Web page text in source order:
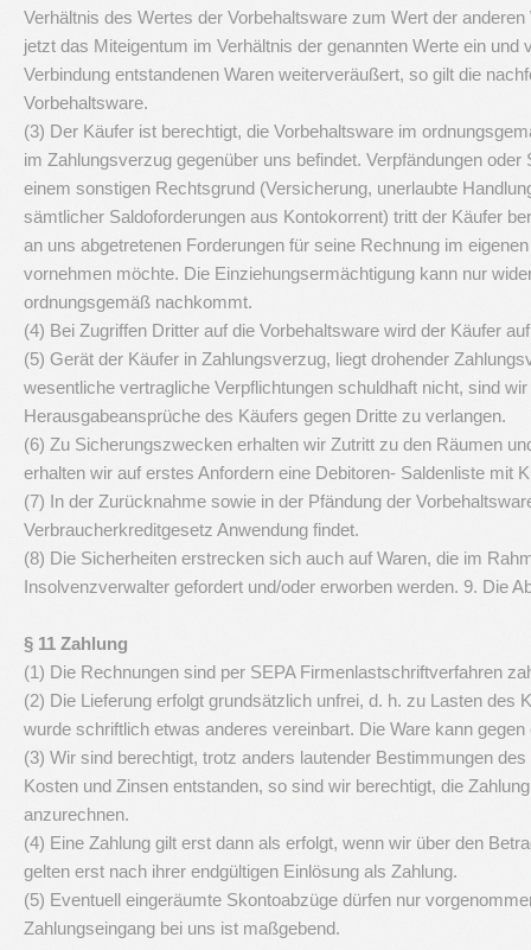
Verhältnis des Wertes der Vorbehaltsware zum Wert der
jetzt das Miteigentum im Verhältnis der genannten Werte ein
Verbindung entstandenen Waren weiterveräußert, so gilt die
Vorbehaltsware.
(3) Der Käufer ist berechtigt, die Vorbehaltsware im
im Zahlungsverzug gegenüber uns befindet. Verpfändungen
einem sonstigen Rechtsgrund (Versicherung, unerlaubte
sämtlicher Saldoforderungen aus Kontokorrent) tritt der Käufer
an uns abgetretenen Forderungen für seine Rechnung im
vornehmen möchte. Die Einziehungsermächtigung kann nur
ordnungsgemäß nachkommt.
(4) Bei Zugriffen Dritter auf die Vorbehaltsware wird der Käufer
(5) Gerät der Käufer in Zahlungsverzug, liegt drohender
wesentliche vertragliche Verpflichtungen schuldhaft nicht, sind
Herausgabeansprüche des Käufers gegen Dritte zu verlangen.
(6) Zu Sicherungszwecken erhalten wir Zutritt zu den Räumen
erhalten wir auf erstes Anfordern eine Debitoren- Saldenliste mit
(7) In der Zurücknahme sowie in der Pfändung der
Verbraucherkreditgesetz Anwendung findet.
(8) Die Sicherheiten erstrecken sich auch auf Waren, die im
Insolvenzverwalter gefordert und/oder erworben werden. 9. Die
§ 11 Zahlung
(1) Die Rechnungen sind per SEPA Firmenlastschriftverfahren
(2) Die Lieferung erfolgt grundsätzlich unfrei, d. h. zu Lasten
wurde schriftlich etwas anderes vereinbart. Die Ware kann
(3) Wir sind berechtigt, trotz anders lautender Bestimmungen
Kosten und Zinsen entstanden, so sind wir berechtigt, die
anzurechnen.
(4) Eine Zahlung gilt erst dann als erfolgt, wenn wir über den
gelten erst nach ihrer endgültigen Einlösung als Zahlung.
(5) Eventuell eingeräumte Skontoabzüge dürfen nur
Zahlungseingang bei uns ist maßgebend.